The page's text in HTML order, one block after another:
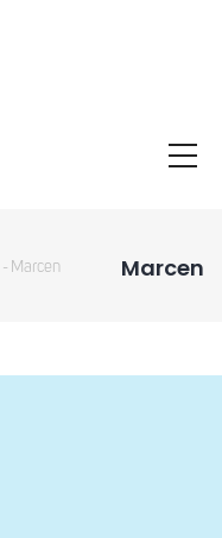
Marcen
- Marcen